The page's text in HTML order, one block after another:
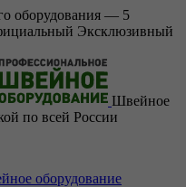
оборудования — 5
Эксклюзивный
Швейное
по всей России
оборудование